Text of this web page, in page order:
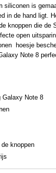
siliconen is
in de hand ligt.
knoppen die de
open
hoesje
Note 8
Galaxy Note 8
knoppen